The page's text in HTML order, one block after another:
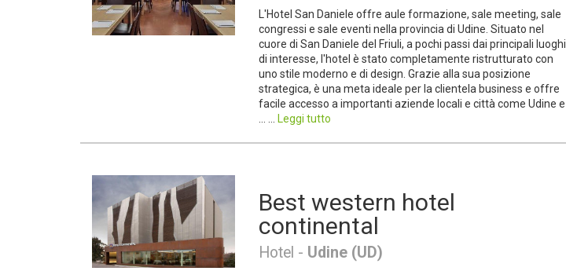
L'Hotel San Daniele offre aule formazione, sale meeting, sale
congressi e sale eventi nella provincia di Udine. Situato nel
cuore di San Daniele del Friuli, a pochi passi dai principali luoghi
di interesse, l'hotel è stato completamente ristrutturato con
uno stile moderno e di design. Grazie alla sua posizione
strategica, è una meta ideale per la clientela business e offre
facile accesso a importanti aziende locali e città come Udine e
Leggi tutto
Best western hotel
continental
Hotel - Udine (UD)